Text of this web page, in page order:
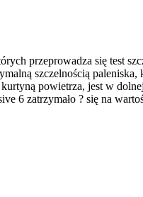
przeprowadza się
szczelnością
powietrza, jest w
6 zatrzymało ? się na